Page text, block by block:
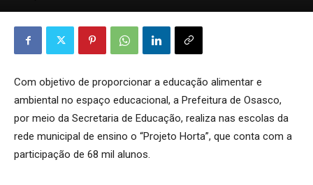
Com objetivo de proporcionar a educação alimentar e
ambiental no espaço educacional, a Prefeitura de Osasco,
por meio da Secretaria de Educação, realiza nas escolas da
rede municipal de ensino o “Projeto Horta”, que conta com a
participação de 68 mil alunos.